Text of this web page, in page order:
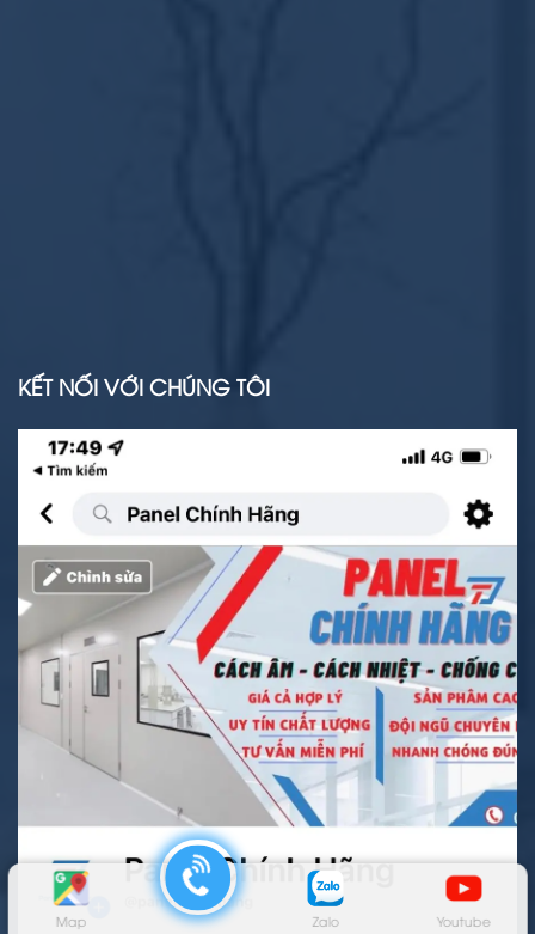
Map Zalo Youtube
KẾT NỐI VỚI CHÚNG TÔI